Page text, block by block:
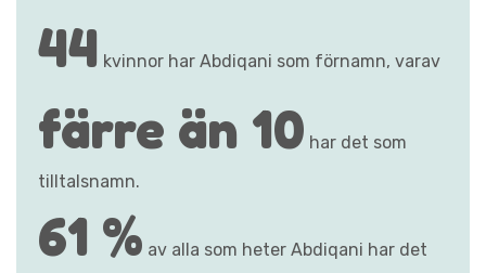
44 kvinnor har Abdiqani som förnamn, varav
färre än 10 har det som
tilltalsnamn.
61 % av alla som heter Abdiqani har det